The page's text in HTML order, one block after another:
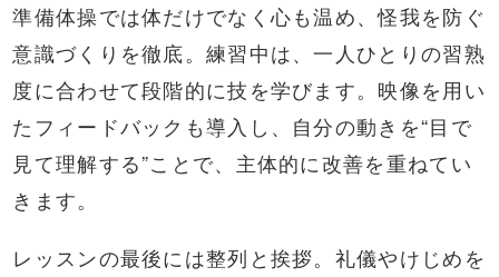
準備体操では体だけでなく心も温め、怪我を防ぐ
意識づくりを徹底。練習中は、一人ひとりの習熟
度に合わせて段階的に技を学びます。映像を用い
たフィードバックも導入し、自分の動きを“目で
見て理解する”ことで、主体的に改善を重ねてい
きます。
レッスンの最後には整列と挨拶。礼儀やけじめを